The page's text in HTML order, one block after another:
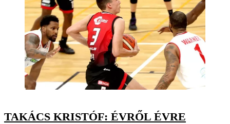
TAKÁCS KRISTÓF: ÉVRŐL ÉVRE